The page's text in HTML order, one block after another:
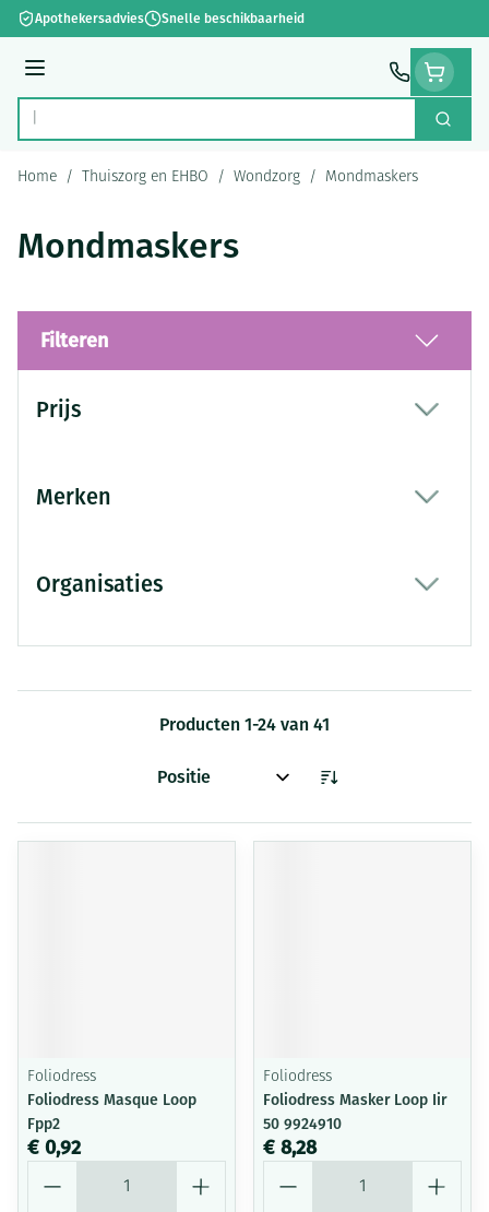
Ga naar de inhoud
Apothekersadvies Snelle beschikbaarheid
Menu
Product, merk, categorie... Zoek
Home / Thuiszorg en EHBO / Wondzorg / Mondmaskers
Mondmaskers
Filteren
Prijs
Merken
Organisaties
Producten 1-24 van 41
Sorteer op:
Foliodress
Foliodress Masque Loop
Fpp2
€ 0,92
Foliodress
Foliodress Masker Loop Iir
50 9924910
€ 8,28